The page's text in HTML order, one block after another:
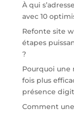
À qui
avec 10
Refonte site
étapes
?
Pourquoi une
fois plus
présence
Comment